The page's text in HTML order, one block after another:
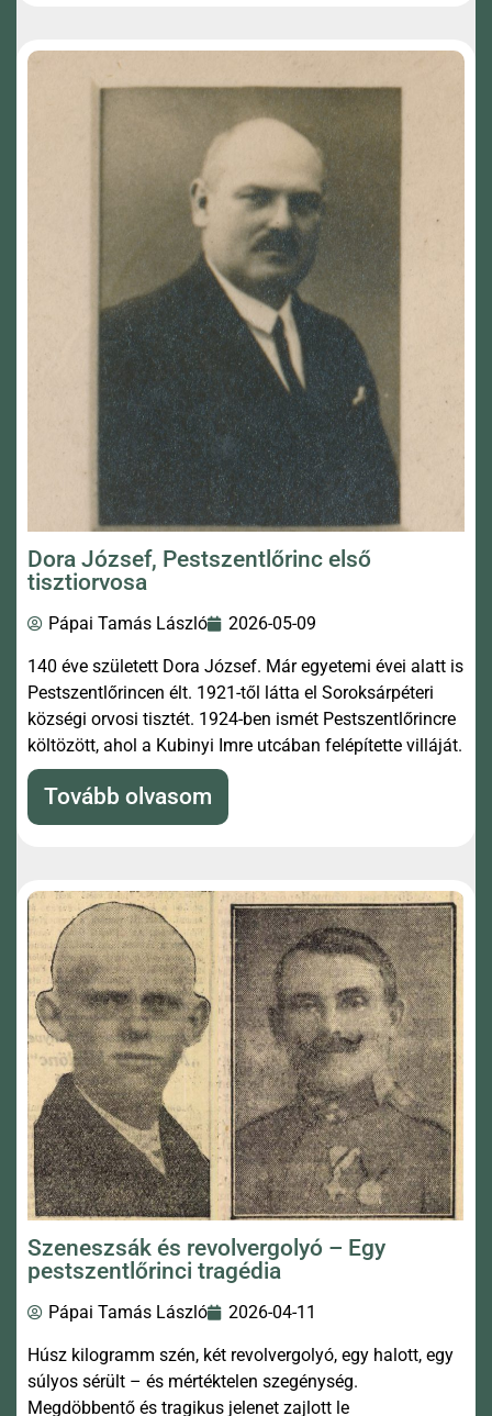
Dora József, Pestszentlőrinc első
tisztiorvosa
Pápai Tamás László 2026-05-09
140 éve született Dora József. Már egyetemi évei alatt is
Pestszentlőrincen élt. 1921-től látta el Soroksárpéteri
községi orvosi tisztét. 1924-ben ismét Pestszentlőrincre
költözött, ahol a Kubinyi Imre utcában felépítette villáját.
Tovább olvasom
Szeneszsák és revolvergolyó – Egy
pestszentlőrinci tragédia
Pápai Tamás László 2026-04-11
Húsz kilogramm szén, két revolvergolyó, egy halott, egy
súlyos sérült – és mértéktelen szegénység.
Megdöbbentő és tragikus jelenet zajlott le